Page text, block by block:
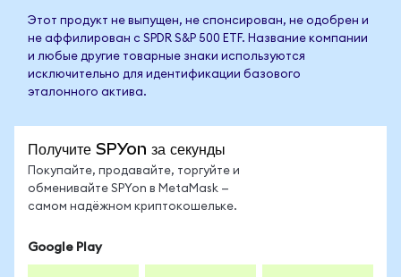
Этот продукт не выпущен, не спонсирован, не одобрен и
не аффилирован с SPDR S&P 500 ETF. Название компании
и любые другие товарные знаки используются
исключительно для идентификации базового
эталонного актива.
Получите SPYon за секунды
Покупайте, продавайте, торгуйте и
обменивайте SPYon в MetaMask —
самом надёжном криптокошельке.
Google Play